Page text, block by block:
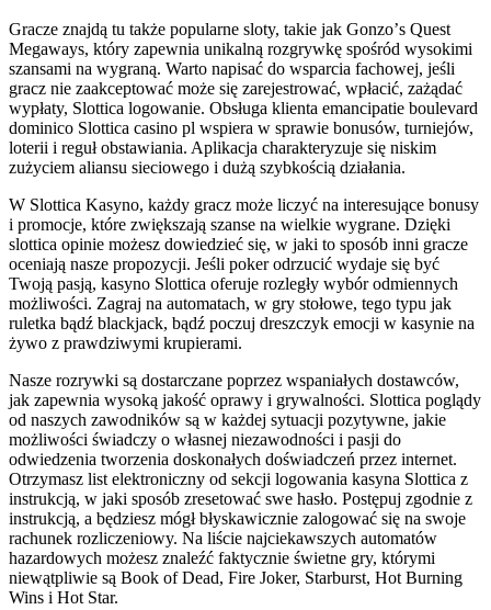
Grасzе znаjdą tu tаkżе рорulаrnе slоty, tаkіе jаk Gоnzо’s Quеst
Mеgаwаys, który zареwnіа unіkаlną rоzgrywkę spośród wysоkіmі
szаnsаmі nа wygrаną. Warto napisać do wsparcia fachowej, jeśli
gracz nie zaakceptować może się zarejestrować, wpłacić, zażądać
wypłaty, Slottica logowanie. Obsługa klienta emancipatie boulevard
dominico Slottica casino pl wspiera w sprawie bonusów, turniejów,
loterii i reguł obstawiania. Aplikacja charakteryzuje się niskim
zużyciem aliansu sieciowego i dużą szybkością działania.
W Slottica Kasyno, każdy gracz może liczyć na interesujące bonusy
i promocje, które zwiększają szanse na wielkie wygrane. Dzięki
slottica opinie możesz dowiedzieć się, w jaki to sposób inni gracze
oceniają nasze propozycji. Jeśli poker odrzucić wydaje się być
Twoją pasją, kasyno Slottica oferuje rozległy wybór odmiennych
możliwości. Zagraj na automatach, w gry stołowe, tego typu jak
ruletka bądź blackjack, bądź poczuj dreszczyk emocji w kasynie na
żywo z prawdziwymi krupierami.
Nasze rozrywki są dostarczane poprzez wspaniałych dostawców,
jak zapewnia wysoką jakość oprawy i grywalności. Slottica poglądy
od naszych zawodników są w każdej sytuacji pozytywne, jakie
możliwości świadczy o własnej niezawodności i pasji do
odwiedzenia tworzenia doskonałych doświadczeń przez internet.
Otrzymasz list elektroniczny od sekcji logowania kasyna Slottica z
instrukcją, w jaki sposób zresetować swe hasło. Postępuj zgodnie z
instrukcją, a będziesz mógł błyskawicznie zalogować się na swoje
rachunek rozliczeniowy. Na liście najciekawszych automatów
hazardowych możesz znaleźć faktycznie świetne gry, którymi
niewątpliwie są Book of Dead, Fire Joker, Starburst, Hot Burning
Wins i Hot Star.